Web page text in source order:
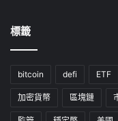
標籤
bitcoin defi ETF
加密貨幣 區塊鏈